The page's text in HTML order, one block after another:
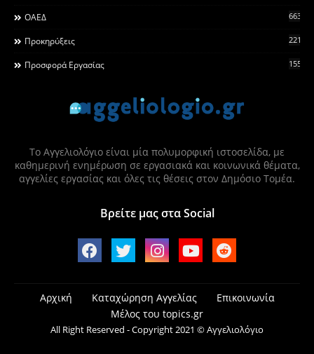
ΟΑΕΔ 663
Προκηρύξεις 2215
Προσφορά Εργασίας 155
Το Αγγελιολόγιο είναι μία πολυμορφική ιστοσελίδα, με
καθημερινή ενημέρωση σε εργασιακά και κοινωνικά θέματα,
αγγελίες εργασίας και όλες τις θέσεις στον Δημόσιο Τομέα.
Βρείτε μας στα Social
Αρχική Καταχώρηση Αγγελίας
Επικοινωνία
Μέλος του topics.gr
All Right Reserved - Copyright 2021 © Αγγελιολόγιο